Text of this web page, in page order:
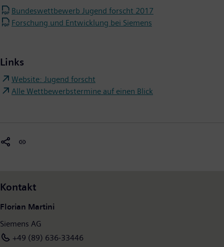
Bundeswettbewerb Jugend forscht 2017
Forschung und Entwicklung bei Siemens
Links
Website: Jugend forscht
Alle Wettbewerbstermine auf einen Blick
Kontakt
Florian Martini
Siemens AG
+49 (89) 636-33446